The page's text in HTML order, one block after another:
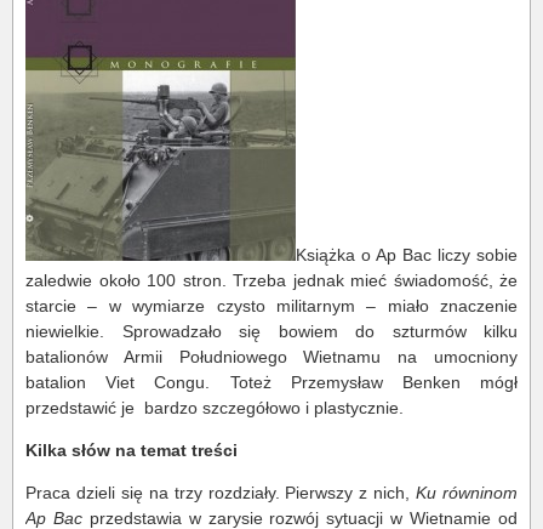
Książka o Ap Bac liczy sobie
zaledwie około 100 stron. Trzeba jednak mieć świadomość, że
starcie – w wymiarze czysto militarnym – miało znaczenie
niewielkie. Sprowadzało się bowiem do szturmów kilku
batalionów Armii Południowego Wietnamu na umocniony
batalion Viet Congu. Toteż Przemysław Benken mógł
przedstawić je bardzo szczegółowo i plastycznie.
Kilka słów na temat treści
Praca dzieli się na trzy rozdziały. Pierwszy z nich,Ku równinom
Ap Bacprzedstawia w zarysie rozwój sytuacji w Wietnamie od